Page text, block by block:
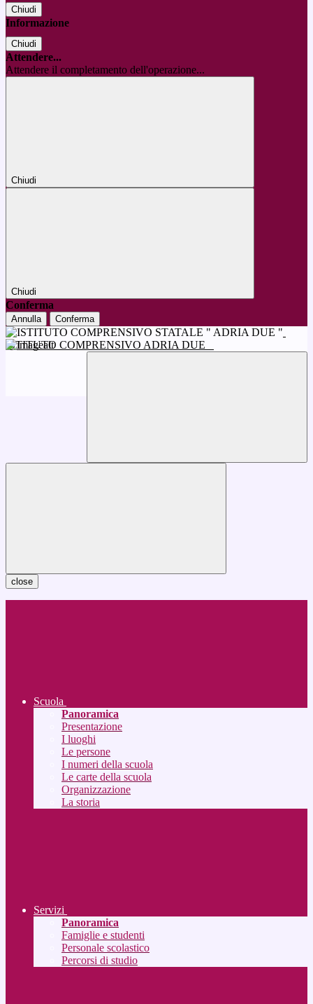
Chiudi
Informazione
Chiudi
Attendere...
Attendere il completamento dell'operazione...
Chiudi
Chiudi
Conferma
Annulla Conferma
ISTITUTO COMPRENSIVO ADRIA DUE
close
Scuola
Panoramica
Presentazione
I luoghi
Le persone
I numeri della scuola
Le carte della scuola
Organizzazione
La storia
Servizi
Panoramica
Famiglie e studenti
Personale scolastico
Percorsi di studio